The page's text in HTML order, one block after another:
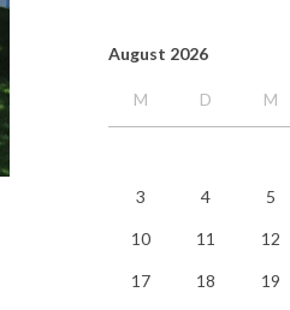
August 2026
M D M
3 4 5
10 11 12
17 18 19